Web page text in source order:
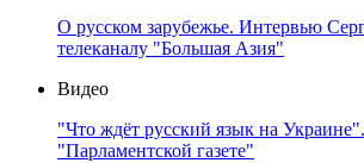
О русском зарубежье. Интервью
телеканалу "Большая Азия"
Видео
"Что ждёт русский язык на
"Парламентской газете"